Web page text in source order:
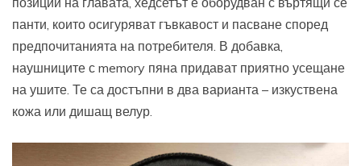
панти, които осигуряват гъвкавост и пасване според
предпочитанията на потребителя. В добавка,
наушниците с memory пяна придават приятно усещане
на ушите. Те са достъпни в два варианта – изкуствена
кожа или дишащ велур.